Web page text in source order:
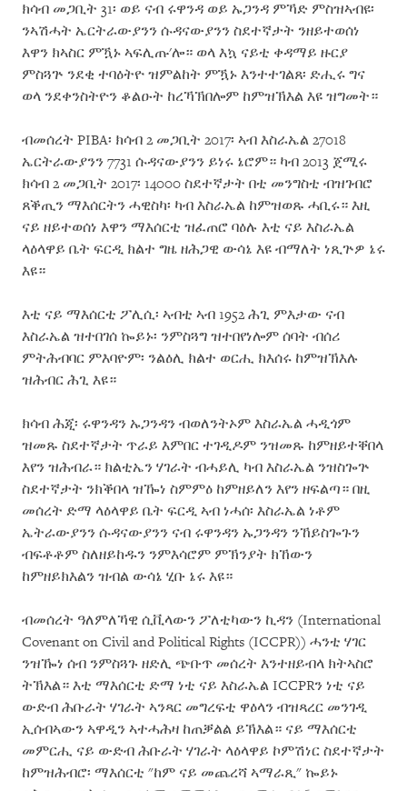
ክሳብ መጋቢት 31፡ ወይ ናብ ሩዋንዳ ወይ ኡጋንዳ ምኻድ ምስዝኣብዩ፡
ንኣሽሓት ኤርትራውያንን ሱዳናውያንን ስደተኛታት ንዘይተወሰነ
እዋን ክኣስር ምዃኑ ኣፍሊጡ'ሎ። ወላ እኳ ናይቲ ቀዳማይ ዙርያ
ምስጓጕ ንደቂ ተባዕትዮ ዝምልከት ምዃኑ እንተተገልጸ፡ ድሒሩ ግና
ወላ ንደቀንስትዮን ቆልዑት ከረኻኽበሎም ከምዝኽእል እዩ ዝግመት።
ብመሰረት PIBA፡ ክሳብ 2 መጋቢት 2017፡ ኣብ እስራኤል 27018
ኤርትራውያንን 7731 ሱዳናውያንን ይነሩ ኔሮም። ካብ 2013 ጀሚሩ
ክሳብ 2 መጋቢት 2017፡ 14000 ስደተኛታት በቲ መንግስቲ ብዝገብሮ
ጸቕጢን ማእሰርትን ሓዊስካ፡ ካብ እስራኤል ከምዝወጹ ሓቢሩ። እዚ
ናይ ዘይተወሰነ እዋን ማእሰርቲ ዝፈጠሮ ባዕሉ እቲ ናይ እስራኤል
ላዕላዋይ ቤት ፍርዲ ክልተ ግዜ ዘሕጋዊ ውሳኔ እዩ ብማለት ነጺጕዎ ኔሩ
እዩ።
እቲ ናይ ማእሰርቲ ፖሊሲ፡ ኣብቲ ኣብ 1952 ሕጊ ምእታው ናብ
እስራኤል ዝተበገሰ ኰይኑ፡ ንምስጓግ ዝተበየነሎም ሰባት ብሰሪ
ምትሕብባር ምእባዮም፡ ንልዕሊ ክልተ ወርሒ ክእሰሩ ከምዝኽእሉ
ዝሕብር ሕጊ እዩ።
ክሳብ ሕጂ፡ ሩዋንዳን ኡጋንዳን ብወለንትኦም እስራኤል ሓዲጎም
ዝመጹ ስደተኛታት ጥራይ እምበር ተገዲዶም ንዝመጹ ከምዘይተቐበላ
እየን ዝሕብራ። ክልቲኤን ሃገራት ብሓይሊ ካብ እስራኤል ንዝስጐጕ
ስደተኛታት ንክቕበላ ዝዀነ ስምምዕ ከምዘይለን እየን ዘፍልጣ። በዚ
መሰረት ድማ ላዕላዋይ ቤት ፍርዲ ኣብ ነሓሰ፡ እስራኤል ነቶም
ኤትራውያንን ሱዳናውያንን ናብ ሩዋንዳን ኡጋንዳን ንኸይስጐጉን
ብፍቶቶም ስለዘይከዱን ንምእሳሮም ምኽንያት ክኸውን
ከምዘይክእልን ዝብል ውሳኔ ሂቡ ኔሩ እዩ።
ብመሰረት ዓለምለኻዊ ሲቪላውን ፖለቲካውን ኪዳን (International
Covenant on Civil and Political Rights (ICCPR)) ሓንቲ ሃገር
ንዝዀነ ሰብ ንምስጓጉ ዘድሊ ጭቡጥ መሰረት እንተዘይብላ ክትኣስሮ
ትኽእል። እቲ ማእሰርቲ ድማ ነቲ ናይ እስራኤል ICCPRን ነቲ ናይ
ውድብ ሕቡራት ሃገራት ኣንጻር መግረፍቲ ዋዕላን ብዝጻረር መንገዲ
ኢሰብኣውን ኣዋዲን ኣተሓሕዛ ከጠቓልል ይኽእል። ናይ ማእሰርቲ
መምርሒ ናይ ውድብ ሕቡራት ሃገራት ላዕላዋይ ኮምሽነር ስደተኛታት
ከምዝሕብሮ፡ ማእሰርቲ "ከም ናይ መጨረሻ ኣማራጺ" ኰይኑ